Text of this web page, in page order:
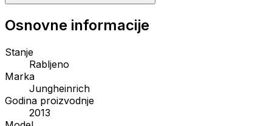
Osnovne informacije
Stanje
Rabljeno
Marka
Jungheinrich
Godina proizvodnje
2013